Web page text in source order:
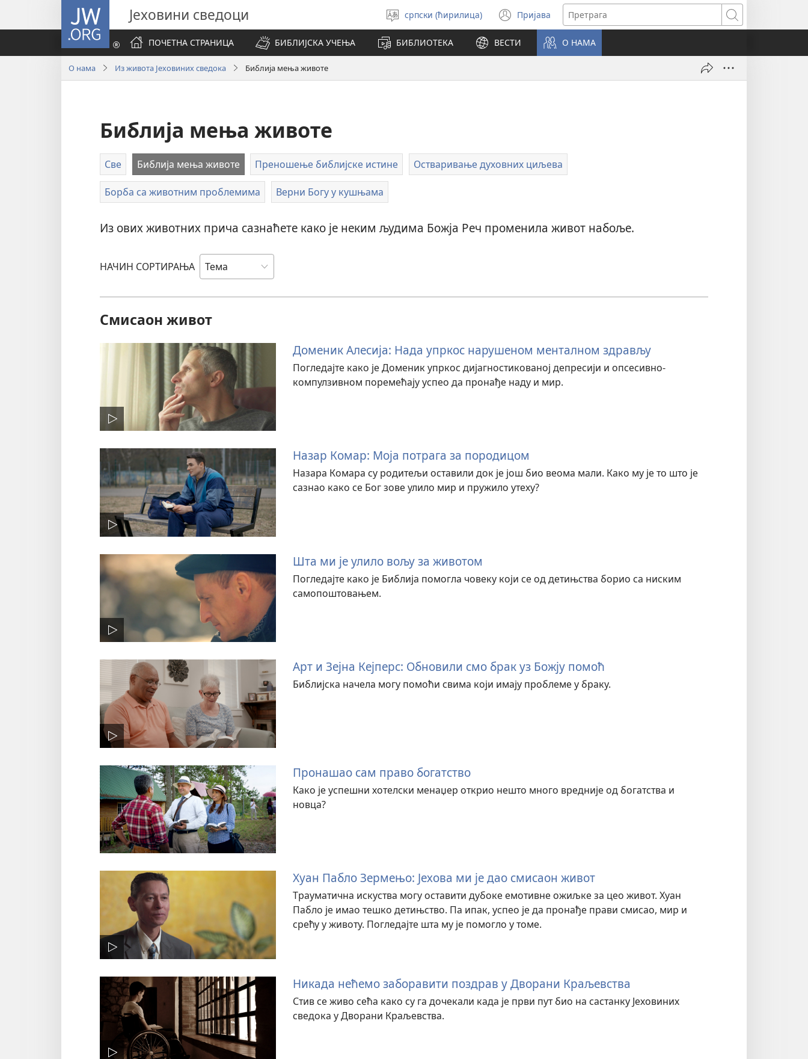
JW.ORG Јеховини сведоци
Изабери
језик
српски (ћирилица) Пријава
(отвара
нови
прозор)
Претрага
ПОЧЕТНА СТРАНИЦА
БИБЛИЈСКА УЧЕЊА БИБЛИОТЕКА ВЕСТИ О НАМА
О нама Из живота Јеховиних сведока Библија мења животе
Библија мења животе
Све Библија мења животе Преношење библијске истине Остваривање духовних циљева
Борба са животним проблемима Верни Богу у кушњама
Из ових животних прича сазнаћете како је неким људима Божја Реч променила живот набоље.
НАЧИН СОРТИРАЊА
Смисаон живот
Доменик Алесија: Нада упркос нарушеном менталном здрављу
Погледајте како је Доменик упркос дијагностикованој депресији и опсесивно-
компулзивном поремећају успео да пронађе наду и мир.
Назар Комар: Моја потрага за породицом
Назара Комара су родитељи оставили док је још био веома мали. Како му је то што је
сазнао како се Бог зове улило мир и пружило утеху?
Шта ми је улило вољу за животом
Погледајте како је Библија помогла човеку који се од детињства борио са ниским
самопоштовањем.
Арт и Зејна Кејперс: Обновили смо брак уз Божју помоћ
Библијска начела могу помоћи свима који имају проблеме у браку.
Пронашао сам право богатство
Како је успешни хотелски менаџер открио нешто много вредније од богатства и
новца?
Хуан Пабло Зермењо: Јехова ми је дао смисаон живот
Трауматична искуства могу оставити дубоке емотивне ожиљке за цео живот. Хуан
Пабло је имао тешко детињство. Па ипак, успео је да пронађе прави смисао, мир и
срећу у животу. Погледајте шта му је помогло у томе.
Никада нећемо заборавити поздрав у Дворани Краљевства
Стив се живо сећа како су га дочекали када је први пут био на састанку Јеховиних
сведока у Дворани Краљевства.